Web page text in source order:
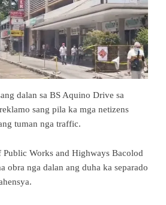
dalan sa BS Aquino Drive sa
sang pila ka mga netizens
tuman nga traffic.
Public Works and Highways Bacolod
obra nga dalan ang duha ka separado